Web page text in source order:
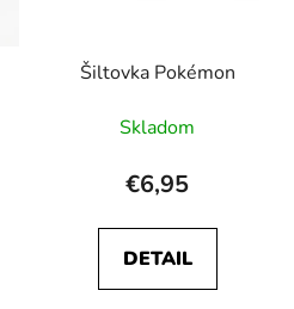
Šiltovka Pokémon
Skladom
€6,95
DETAIL